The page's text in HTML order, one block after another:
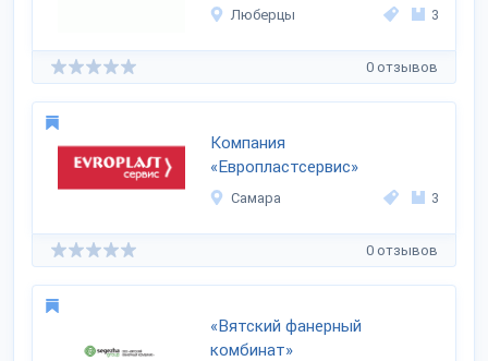
Люберцы 3
0 отзывов
Компания
«Европластсервис»
Самара 3
0 отзывов
«Вятский фанерный
комбинат»